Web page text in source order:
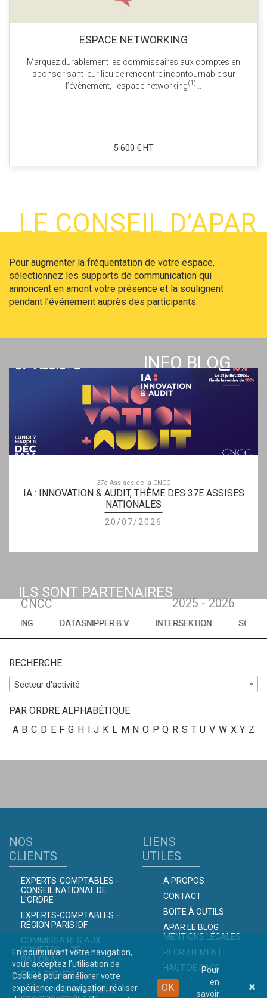
ESPACE NETWORKING
Marquez durablement les commissaires aux comptes en
sponsorisant leur lieu de rencontre incontournable sur
l’évènement, l'espace networking(1)
5 600 € HT
LE CONSEIL D’APAR
Pour augmenter la fréquentation de votre espace,
sélectionnez les supports de communication qui
annoncent en amont votre présence et la soulignent
pendant l’événement auprès des participants.
INFO BLOG
37e Assises de la CNCC
IA : INNOVATION & AUDIT, THÈME DES 37E ASSISES
NATIONALES
20/07/2026
ILS SONT PARTENAIRES
CNCC 2025 - 2026
DATASNIPPER B.V INTERSEKTION SOPHIASSUR
RECHERCHE
Secteur d'activité
PAR ORDRE ALPHABÉTIQUE
A B C D E F G H I J K L M N O P Q R S T U V W X Y Z
NOS
CLIENTS
EXPERTS-COMPTABLES -
CONSEIL NATIONAL DE
L'ORDRE
EXPERTS-COMPTABLES –
RÉGION PARIS IDF
COMMISSAIRES AUX
COMPTES – CIE
NATIONALE
EBRA EVENTS
DIRECTEURS FINANCIERS
LIENS
UTILES
A PROPOS
CONTACT
BOITE À OUTILS
APAR LE BLOG
MENTIONS LÉGALES
RECRUTEMENT
HAUT DE PAGE
En poursuivant votre navigation,
vous acceptez l’utilisation de
Cookies pour améliorer votre
expérience de navigation, réaliser
OK
Pour
en
savoir